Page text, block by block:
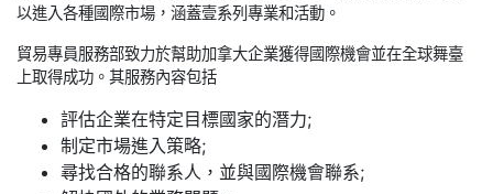
以進入各種國際市場，涵蓋壹系列專業和活動。
貿易專員服務部致力於幫助加拿大企業獲得國際機會並在全球舞臺
上取得成功。其服務內容包括
評估企業在特定目標國家的潛力;
制定市場進入策略;
尋找合格的聯系人，並與國際機會聯系;